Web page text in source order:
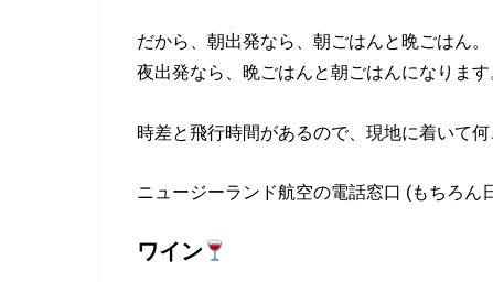
だから、朝出発なら、朝ごはんと晩ごはん。
夜出発なら、晩ごはんと朝ごはんになります
時差と飛行時間があるので、現地に着いて
ニュージーランド航空の電話窓口 (もちろん
ワイン